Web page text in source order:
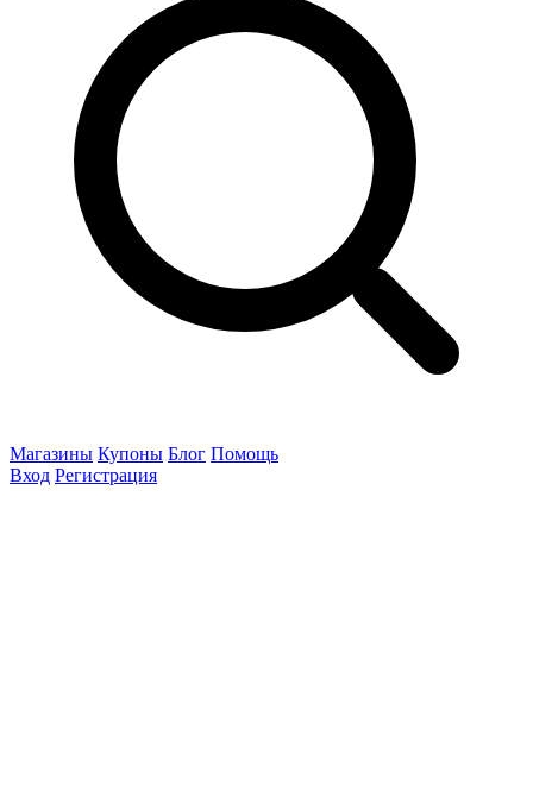
Магазины Купоны Блог Помощь
Вход Регистрация